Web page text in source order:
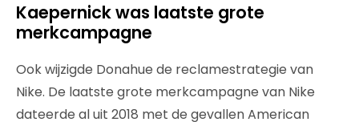
Kaepernick was laatste grote
merkcampagne
Ook wijzigde Donahue de reclamestrategie van
Nike. De laatste grote merkcampagne van Nike
dateerde al uit 2018 met de gevallen American